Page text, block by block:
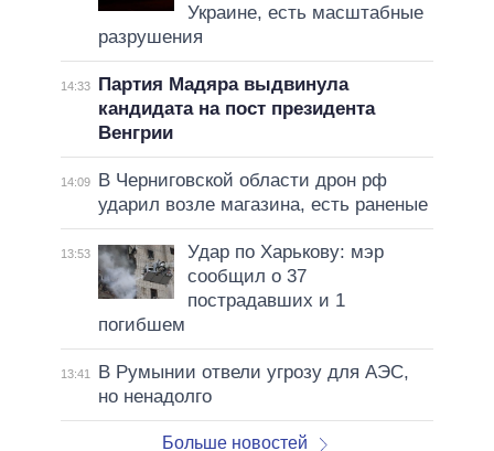
Украине, есть масштабные
разрушения
14:33
Партия Мадяра выдвинула
кандидата на пост президента
Венгрии
14:09
В Черниговской области дрон рф
ударил возле магазина, есть раненые
13:53
Удар по Харькову: мэр
сообщил о 37
пострадавших и 1
погибшем
13:41
В Румынии отвели угрозу для АЭС,
но ненадолго
Больше новостей